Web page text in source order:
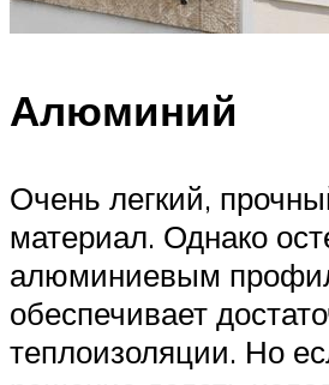
Алюминий
Очень легкий,
материал. Однако
алюминиевым
обеспечивает
теплоизоляции. Но